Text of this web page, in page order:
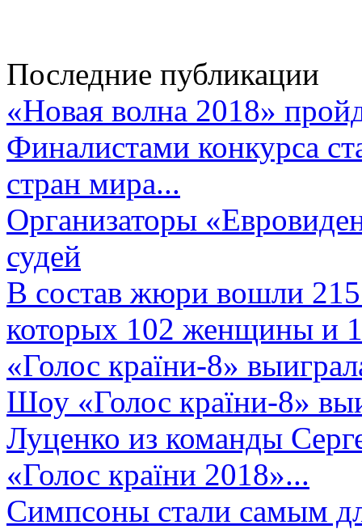
Последние публикации
«Новая волна 2018»
Финалистами конкурса
стран мира...
Организаторы
судей
В состав жюри вошли 215
которых 102 женщины и
«Голос країни-8»
Шоу «Голос країни-8»
Луценко из команды
«Голос країни 2018»...
Симпсоны стали самым